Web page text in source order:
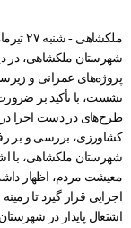
شهرستان ملکشاهی، در
پروژه‌های عمرانی و
نشست، با تأکید بر
طرح‌های در دست اجرا
کشاورزی، بررسی و بر
شهرستان ملکشاهی، با
معیشت مردم، اظهار
اجرایی قرار گیرد تا
اشتغال پایدار در